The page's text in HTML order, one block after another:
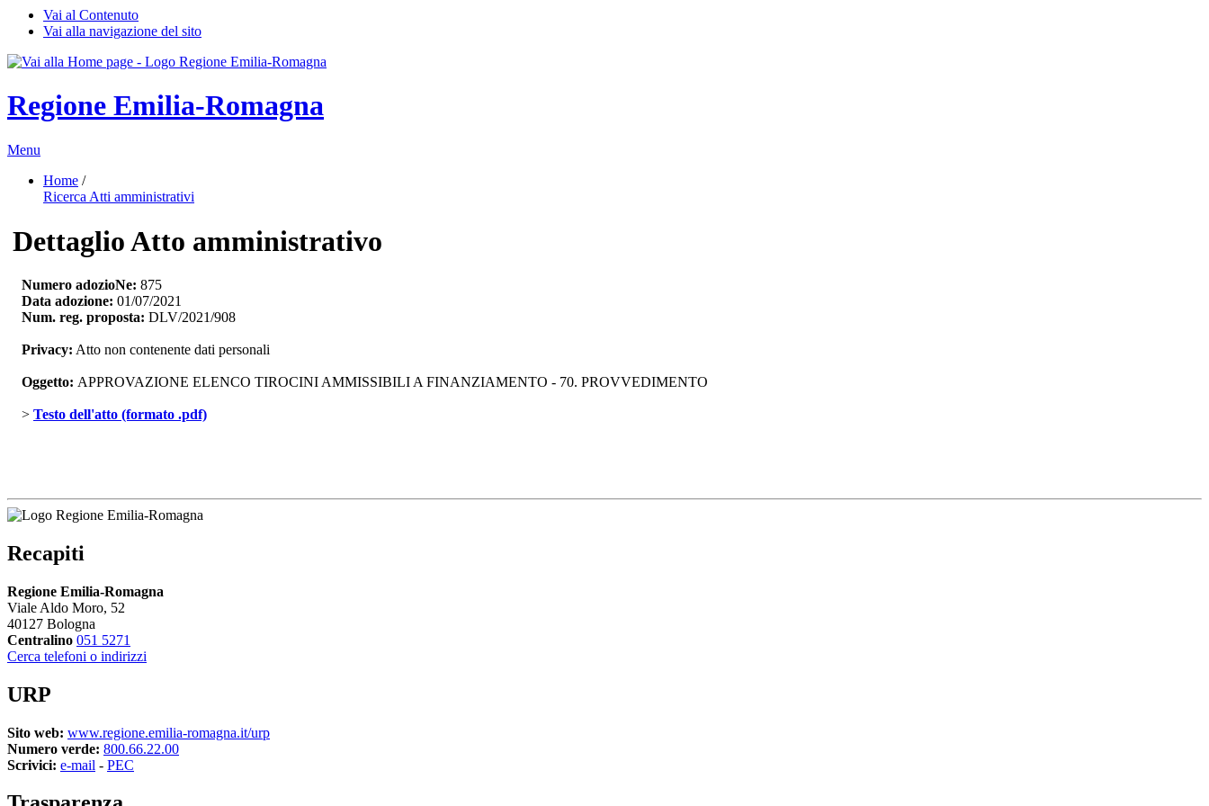
Vai al Contenuto
Vai alla navigazione del sito
Regione Emilia-Romagna
Menu
Home /
Ricerca Atti amministrativi
Dettaglio Atto amministrativo
Numero adozioNe: 875
Data adozione: 01/07/2021
Num. reg. proposta: DLV/2021/908
Privacy: Atto non contenente dati personali
Oggetto: APPROVAZIONE ELENCO TIROCINI AMMISSIBILI A FINANZIAMENTO - 70. PROVVEDIMENTO
> Testo dell'atto (formato .pdf)
Recapiti
Regione Emilia-Romagna
Viale Aldo Moro, 52
40127 Bologna
Centralino 051 5271
Cerca telefoni o indirizzi
URP
Sito web: www.regione.emilia-romagna.it/urp
Numero verde: 800.66.22.00
Scrivici: e-mail - PEC